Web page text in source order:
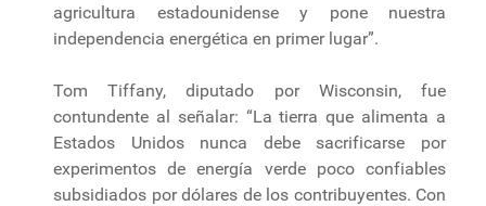
agricultura estadounidense y pone nuestra
independencia energética en primer lugar”.
Tom Tiffany, diputado por Wisconsin, fue
contundente al señalar: “La tierra que alimenta a
Estados Unidos nunca debe sacrificarse por
experimentos de energía verde poco confiables
subsidiados por dólares de los contribuyentes. Con